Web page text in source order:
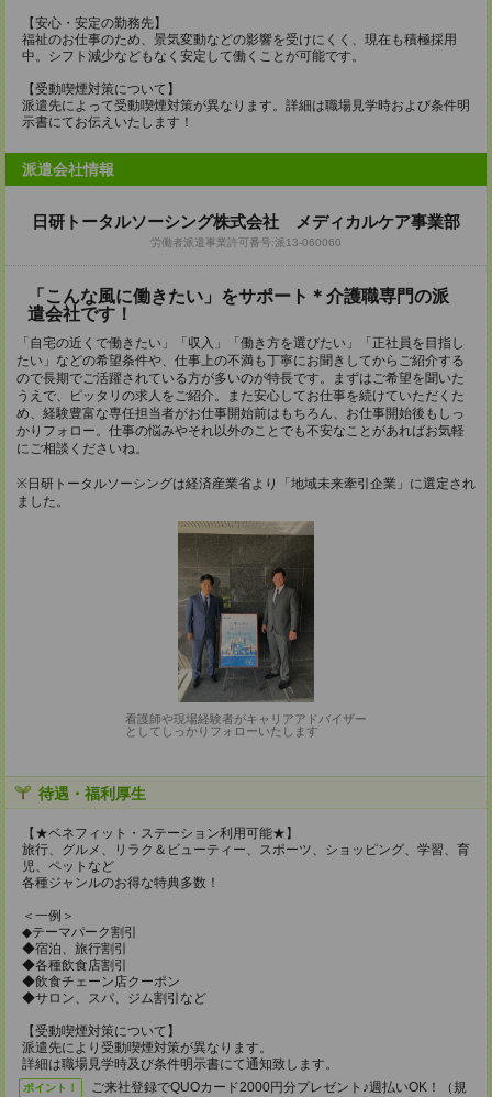
【安心・安定の勤務先】
福祉のお仕事のため、景気変動などの影響を受けにくく、現在も積極採用
中。シフト減少などもなく安定して働くことが可能です。
【受動喫煙対策について】
派遣先によって受動喫煙対策が異なります。詳細は職場見学時および条件明
示書にてお伝えいたします！
派遣会社情報
日研トータルソーシング株式会社 メディカルケア事業部
労働者派遣事業許可番号:派13-060060
「こんな風に働きたい」をサポート＊介護職専門の派
遣会社です！
「自宅の近くで働きたい」「収入」「働き方を選びたい」「正社員を目指し
たい」などの希望条件や、仕事上の不満も丁寧にお聞きしてからご紹介する
ので長期でご活躍されている方が多いのが特長です。まずはご希望を聞いた
うえで、ピッタリの求人をご紹介。また安心してお仕事を続けていただくた
め、経験豊富な専任担当者がお仕事開始前はもちろん、お仕事開始後もしっ
かりフォロー。仕事の悩みやそれ以外のことでも不安なことがあればお気軽
にご相談くださいね。
※日研トータルソーシングは経済産業省より「地域未来牽引企業」に選定され
ました。
看護師や現場経験者がキャリアアドバイザー
としてしっかりフォローいたします
待遇・福利厚生
【★ベネフィット・ステーション利用可能★】
旅行、グルメ、リラク＆ビューティー、スポーツ、ショッピング、学習、育
児、ペットなど
各種ジャンルのお得な特典多数！
＜一例＞
◆テーマパーク割引
◆宿泊、旅行割引
◆各種飲食店割引
◆飲食チェーン店クーポン
◆サロン、スパ、ジム割引など
【受動喫煙対策について】
派遣先により受動喫煙対策が異なります。
詳細は職場見学時及び条件明示書にて通知致します。
ポイント！
ご来社登録でQUOカード2000円分プレゼント♪週払いOK！（規